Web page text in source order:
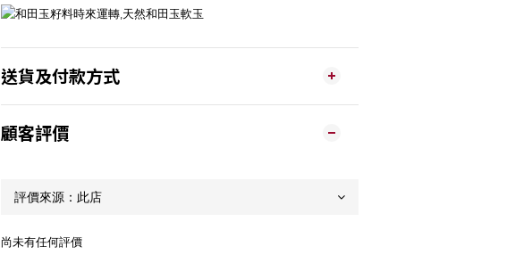
送貨及付款方式
顧客評價
尚未有任何評價